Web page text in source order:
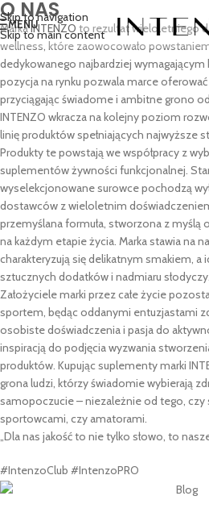
Skip to navigation
Skip to main content
MENU
O NAS
MarkaINTENZO to rezultat wieloletniego
wellness, które zaowocowało
dedykowanego najbardziej
pozycja na rynku pozwala marce oferować
przyciągając świadome i ambitne grono
INTENZO wkracza na kolejny poziom
linię produktów spełniających najwyższe
Produkty te powstają we współpracy z
suplementów żywności funkcjonalnej.
wyselekcjonowane surowce pochodzą
dostawców z wieloletnim
przemyślana formuła, stworzona z myślą
na każdym etapie życia. Marka stawia na
charakteryzują się delikatnym smakiem, a
sztucznych dodatków i nadmiaru słodyczy.
Założyciele marki przez całe życie
sportem, będąc oddanymi entuzjastami
osobiste doświadczenia i pasja do
inspiracją do podjęcia wyzwania
produktów. Kupując suplementy marki
grona ludzi, którzy świadomie wybierają
samopoczucie – niezależnie od tego,
sportowcami, czy amatorami.
„Dla nas jakość to nie tylko słowo, to
#IntenzoClub #IntenzoPRO